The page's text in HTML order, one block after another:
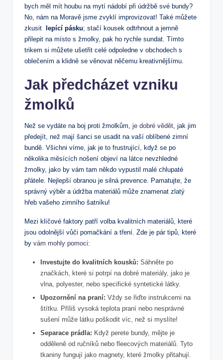
bych měl mít houbu na mytí nádobí při údržbě své bundy?
No, nám na Moravě jsme‍ zvyklí improvizovat!⁢ Také můžete⁢
zkusit ​
lepící pásku; stačí kousek odtrhnout a jemně
přilepit na místo s žmolky, pak ho rychle‍ sundat. Tímto
trikem si můžete ušetřit celé odpoledne v obchodech s
oblečením a klidně se ⁤věnovat⁢ něčemu kreativnějšímu.
Jak předcházet vzniku
žmolků
Než se vydáte na boj proti žmolkům,​ je dobré vědět, jak jim
předejít, než mají šanci se usadit na vaší oblíbené ⁢zimní
‍bundě. Všichni víme,‌ jak je to frustrující, když se po
několika měsících nošení objeví na látce nevzhledné
žmolky, jako‌ by⁤ vám tam někdo vypustil malé chlupaté
přátele. Nejlepší obranou je silná prevence. Pamatujte, že
správný​ výběr a údržba materiálů může znamenat‌ zlatý⁤
hřeb vašeho zimního šatníku!
Mezi klíčové faktory patří volba kvalitních materiálů, které
jsou ⁤odolnější vůči pomačkání a‌ tření. Zde je pár tipů,‌ které​
by vám mohly pomoci:
Investujte do kvalitních⁢ kousků: Sáhněte po
značkách, které si potrpí na dobré ⁢materiály, jako ‍je⁣
vlna, polyester, nebo specifické syntetické látky.
Upozornění na praní: Vždy​ se ⁣řiďte instrukcemi na
štítku. Příliš vysoká teplota praní nebo nesprávné
sušení může ‌látku ‍poškodit víc, než si myslíte!
Separace prádla: Když perete ‌bundy,‍ mějte je
odděleně od ručníků nebo fleecových materiálů. Tyto
tkaniny fungují jako ​magnety, které⁢ žmolky přitahují.